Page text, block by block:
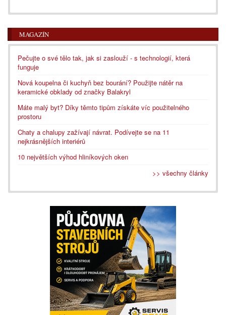
MAGAZÍN
Pečujte o své tělo tak, jak si zaslouží - s technologií, která
funguje
Nová koupelna či kuchyň bez bourání? Použijte nátěr na
keramické obklady od značky Balakryl
Máte malý byt? Díky těmto tipům získáte víc použitelného
prostoru
Chaty a chalupy zažívají návrat. Podívejte se na 11
nejkrásnějších interiérů
10 největších výhod hliníkových oken
>> všechny články